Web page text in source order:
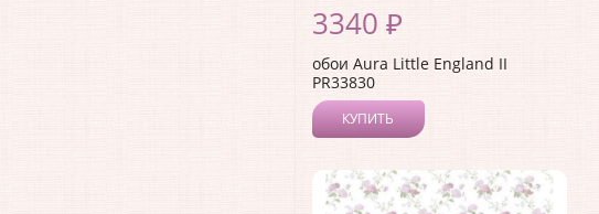
3340 ₽
обои Aura Little England II
PR33830
КУПИТЬ